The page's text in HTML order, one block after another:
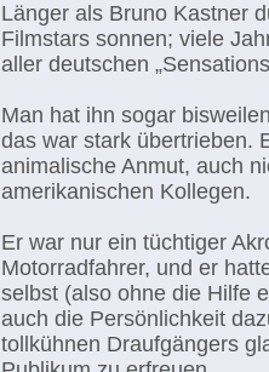
Länger als Bruno Kastner
Filmstars sonnen; viele
aller deutschen
Man hat ihn sogar
das war stark übertrieben.
animalische Anmut, auch
amerikanischen Kollegen.
Er war nur ein tüchtiger
Motorradfahrer, und er
selbst (also ohne die Hilfe
auch die Persönlichkeit
tollkühnen Draufgängers